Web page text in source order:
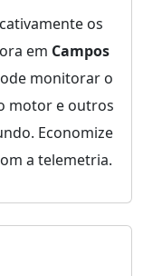
os
em Campos
monitorar o
motor e outros
Economize
a telemetria.